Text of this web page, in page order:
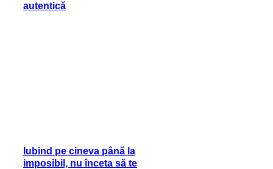
autentică
Iubind pe cineva până la
imposibil, nu înceta să te